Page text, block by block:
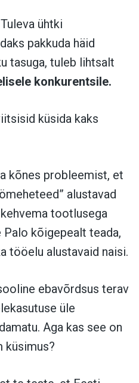
ühtki
pakkuda häid
tasuga, tuleb lihtsalt
konkurentsile.
küsida kaks
kõnes probleemist, et
alustavad
tootlusega
kõigepealt teada,
tööelu alustavaid naisi.
ebavõrdsus terav
üle
Aga kas see on
küsimus?